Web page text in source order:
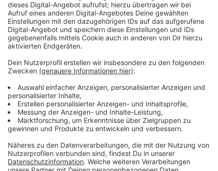
getrackt zu werden. Tim hat bereits überall mit dem
Chip bezahlt: "An der Tankstelle, im Supermarkt,
überall, wo man sonst die Karte auflegt, kann ich
natürlich auch die Hand drauflegen. Das ist immer sehr
spektakulär."
Im Supermarkt oder Restaurant sind die Leute oft
fasziniert, wenn Tim mit seiner Hand bezahlt.
Manchmal rufen sie sogar Kollegen herbei, um das zu
zeigen. Der Chip ist mit Gehäuse ungefähr so groß wie
eine Büroklammer. Man sieht ihn, aber Tim sagt, dass
man ihn nicht spürt. Der Chip kann auch in den
Handballen oder am Unterarm implantiert werden, aber
Tim findet die linke Hand am besten. Wenn er bezahlt
und seine Smartwatch trägt, denken die meisten, dass